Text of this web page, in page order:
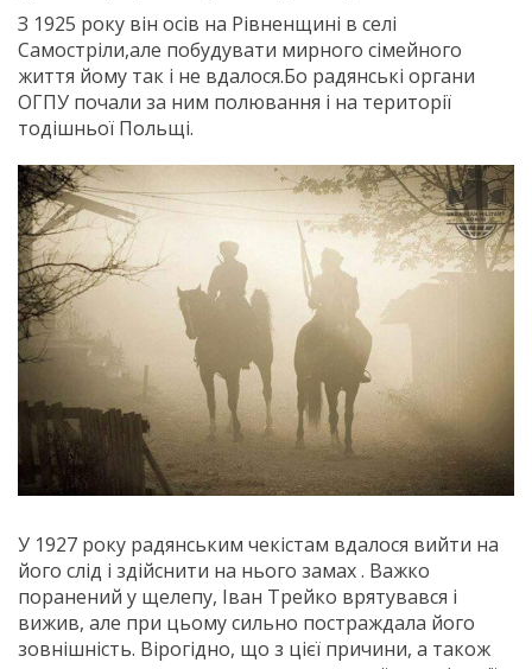
З 1925 року він осів на Рівненщині в селі
Самостріли,але побудувати мирного сімейного
життя йому так і не вдалося.Бо радянські органи
ОГПУ почали за ним полювання і на території
тодішньої Польщі.
У 1927 року радянським чекістам вда­лося вийти на
його слід і здійснити на нього замах . Важко
поранений у щелепу, Іван Трейко врятувався і
вижив, але при цьому сильно постраждала його
зовнішність. Вірогідно, що з цієї причини, а також